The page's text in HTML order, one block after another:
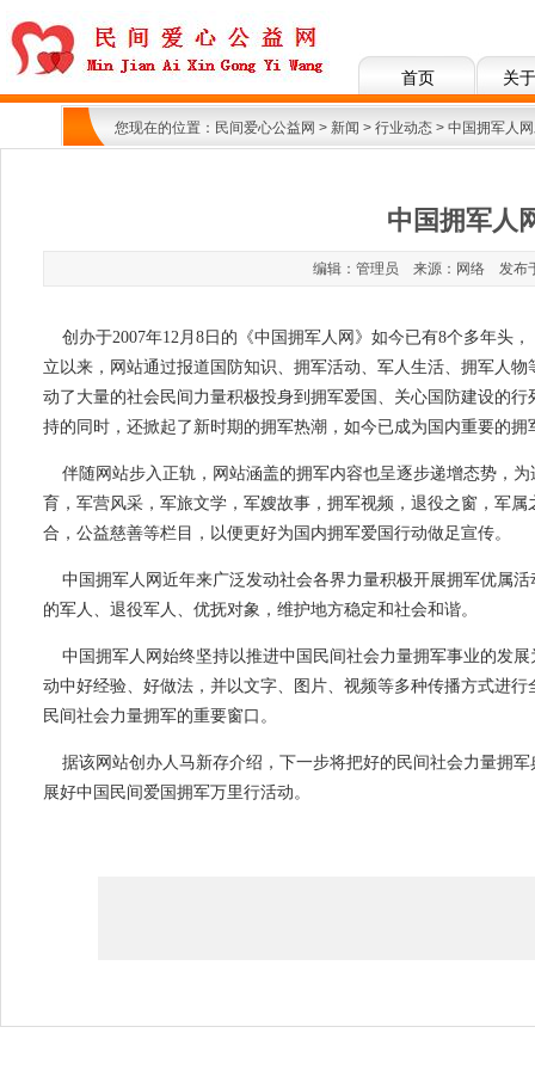
首页 关
您现在的位置： 民间爱心公益网 > 新闻 > 行业动态 > 中国拥军人
中国拥军人
编辑：管理员 来源：网络 发布
创办于2007年12月8日的《中国拥军人网》如今已有8个多年头
立以来，网站通过报道国防知识、拥军活动、军人生活、拥军人
动了大量的社会民间力量积极投身到拥军爱国、关心国防建设的
持的同时，还掀起了新时期的拥军热潮，如今已成为国内重要的拥
伴随网站步入正轨，网站涵盖的拥军内容也呈逐步递增态势，
育，军营风采，军旅文学，军嫂故事，拥军视频，退役之窗，军
合，公益慈善等栏目，以便更好为国内拥军爱国行动做足宣传。
中国拥军人网近年来广泛发动社会各界力量积极开展拥军优属
的军人、退役军人、优抚对象，维护地方稳定和社会和谐。
中国拥军人网始终坚持以推进中国民间社会力量拥军事业的发
动中好经验、好做法，并以文字、图片、视频等多种传播方式进
民间社会力量拥军的重要窗口。
据该网站创办人马新存介绍，下一步将把好的民间社会力量拥
展好中国民间爱国拥军万里行活动。